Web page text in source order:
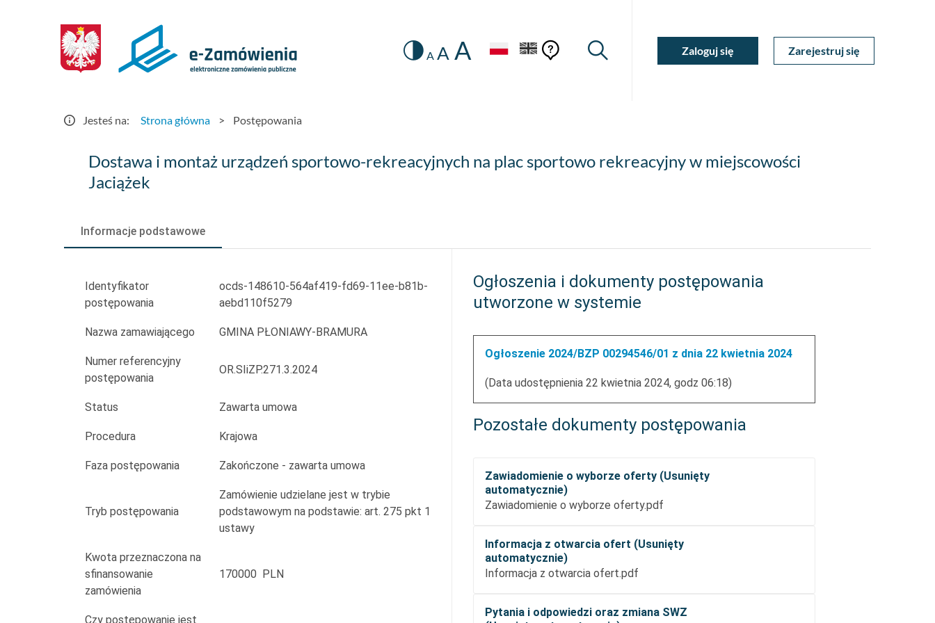
Postępowania
HEADER.SETTINGS_SR
Zmiana
A A A
Pomoc
PomocWyszukiwarka
MojeZaloguj się Zarejestruj się
Jesteś na: Strona główna > Postępowania
Dostawa
urządzeń
rekreacyjnych
sportowo
rekreacyjny
miejscowości
Dostawa i montaż urządzeń sportowo-rekreacyjnych na plac sportowo rekreacyjny w miejscowości
Jaciążek
Informacje podstawowe
Identyfikator
postępowania
ocds-148610-564af419-fd69-11ee-b81b-
aebd110f5279
Nazwa zamawiającego GMINA PŁONIAWY-BRAMURA
Numer referencyjny
postępowania
OR.SIiZP.271.3.2024
Status Zawarta umowa
Procedura Krajowa
Faza postępowania Zakończone - zawarta umowa
Tryb postępowania
Zamówienie udzielane jest w trybie
podstawowym na podstawie: art. 275 pkt 1
ustawy
Kwota przeznaczona na
sfinansowanie
zamówienia
170000 PLN
Czy postępowanie jest
Ogłoszenia i dokumenty postępowania
utworzone w systemie
Ogłoszenie 2024/BZP 00294546/01 z dnia 22 kwietnia 2024
(Data udostępnienia 22 kwietnia 2024, godz 06:18)
Pozostałe dokumenty postępowania
Zawiadomienie o wyborze oferty (Usunięty
automatycznie)
Zawiadomienie o wyborze oferty.pdf
Informacja z otwarcia ofert (Usunięty
automatycznie)
Informacja z otwarcia ofert.pdf
Pytania i odpowiedzi oraz zmiana SWZ